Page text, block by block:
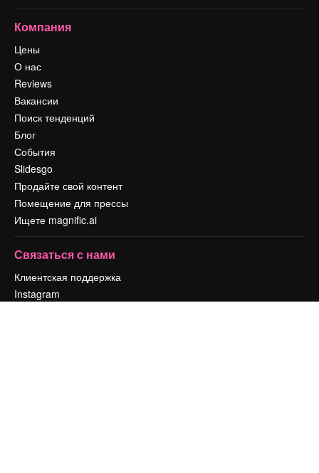
Компания
Цены
О нас
Reviews
Вакансии
Поиск тенденций
Блог
События
Slidesgo
Продайте свой контент
Помещение для прессы
Ищете magnific.ai
Связаться с нами
Клиентская поддержка
Instagram